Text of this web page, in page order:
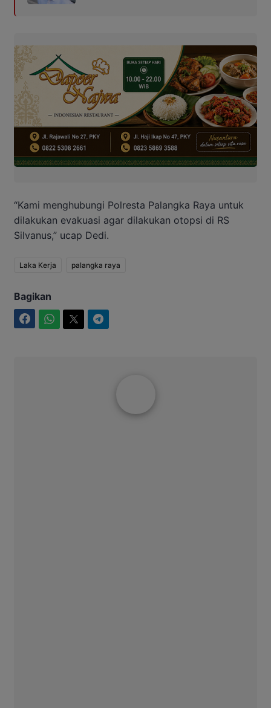
“Kami menghubungi Polresta Palangka Raya untuk
dilakukan evakuasi agar dilakukan otopsi di RS
Silvanus,” ucap Dedi.
Laka Kerja palangka raya
Bagikan